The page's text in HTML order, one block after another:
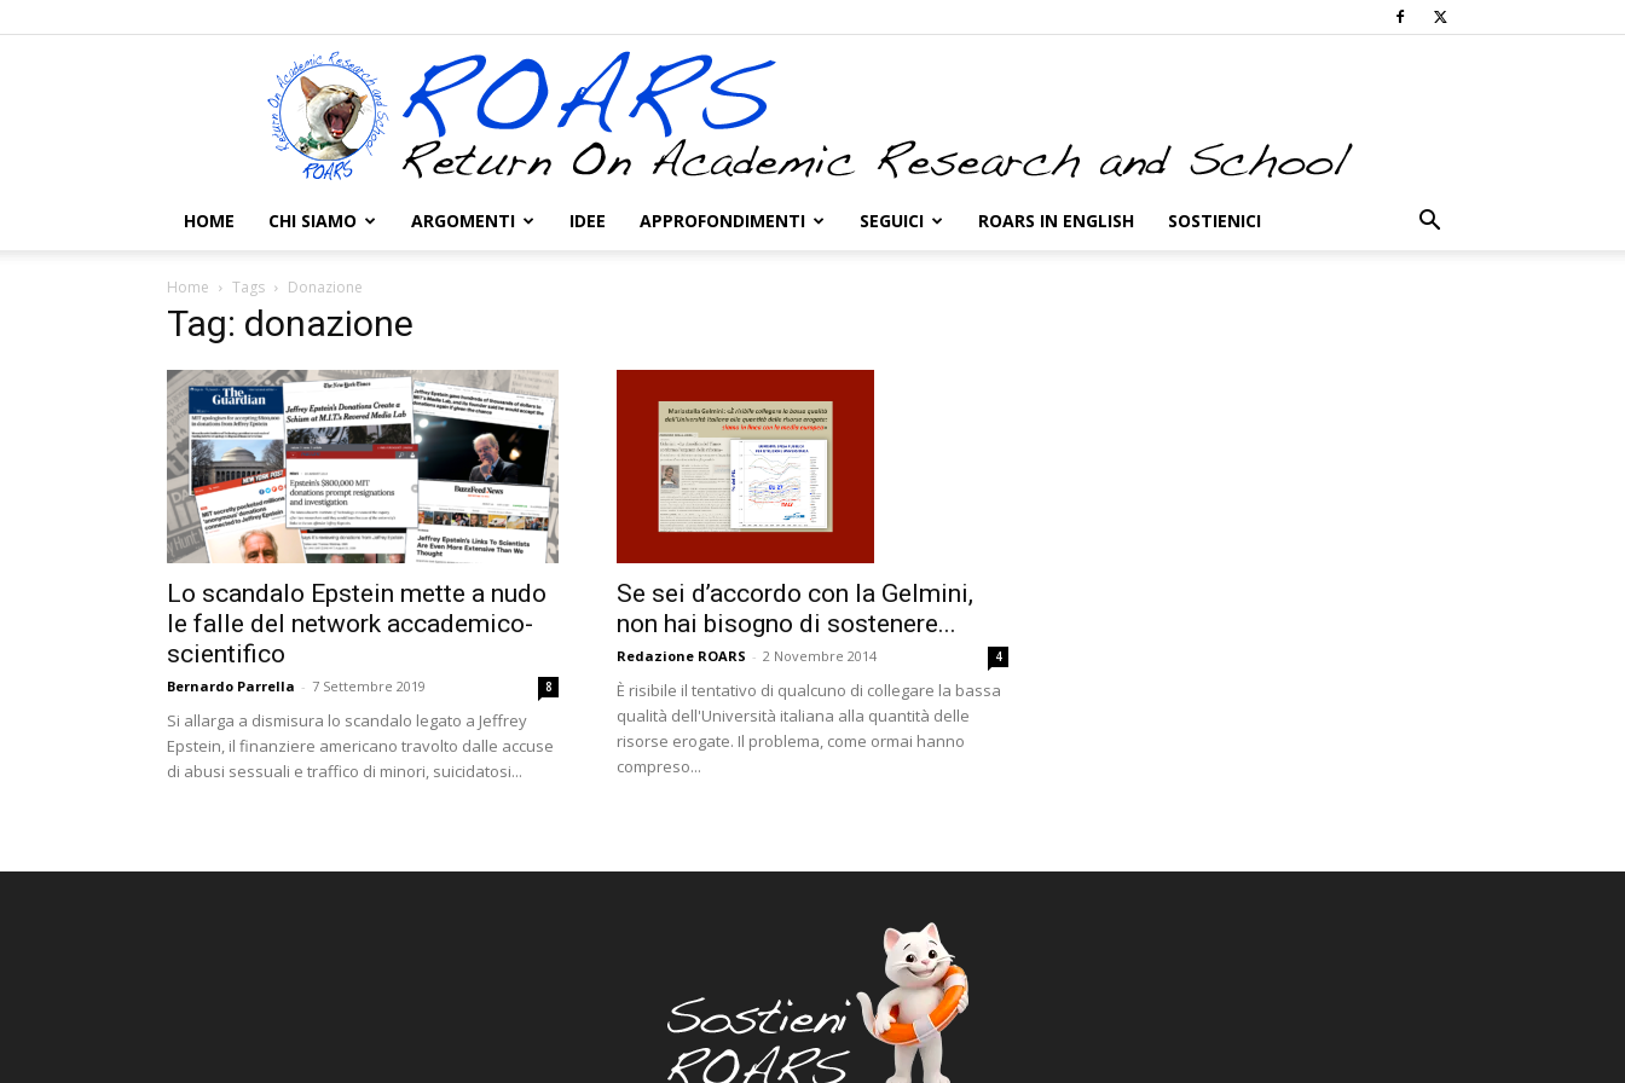
HOME CHI SIAMO ARGOMENTI IDEE APPROFONDIMENTI SEGUICI ROARS IN ENGLISH SOSTIENICI
Home Tags Donazione
Tag: donazione
Lo scandalo Epstein mette a nudo
le falle del network accademico-
scientifico
Bernardo Parrella - 7 Settembre 2019 8
Si allarga a dismisura lo scandalo legato a Jeffrey
Epstein, il finanziere americano travolto dalle accuse
di abusi sessuali e traffico di minori, suicidatosi...
Se sei d’accordo con la Gelmini,
non hai bisogno di sostenere...
Redazione ROARS - 2 Novembre 2014 4
È risibile il tentativo di qualcuno di collegare la bassa
qualità dell'Università italiana alla quantità delle
risorse erogate. Il problema, come ormai hanno
compreso...